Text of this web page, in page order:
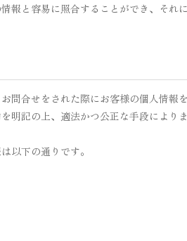
報と容易に照合することができ、そ
問合せをされた際にお客様の個人情報
明記の上、適法かつ公正な手段によりま
以下の通りです。